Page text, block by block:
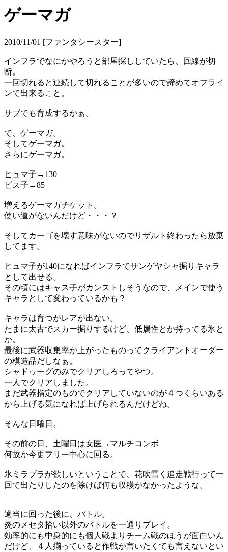
ゲーマガ
2010/11/01 [ファンタシースター]
インフラでなにかやろうと部屋探ししていたら、回線が切
断。
一回切れると連続して切れることが多いので諦めてオフライ
ンで出来ること。
サブでも育成するかぁ。
で、ゲーマガ。
そしてゲーマガ。
さらにゲーマガ。
ヒュマ子→130
ビス子→85
増えるゲーマガチケット。
使い道がないんだけど・・・？
そしてカーゴを壊す意味がないのでリザルト終わったら放棄
してます。
ヒュマ子が140になればインフラでサンゲヤシャ掘りキャラ
として出せる。
その頃にはキャス子がカンストしそうなので、メインで使う
キャラとして変わっているかも？
キャラは育つがレアが出ない。
たまに太古でスカー掘りするけど、低属性とか持ってる氷と
か。
最後に武器収集率が上がったものってクライアントオーダー
の模造品だしなぁ。
シャドゥーグのみでクリアしろってやつ。
一人でクリアしました。
まだ武器指定のものでクリアしていないのが４つくらいある
から上げる気になれば上げられるんだけどね。
そんな日曜日。
その前の日、土曜日は女医→マルチコンボ
何故か今更フリー中心に回る。
氷ミラブラが欲しいということで、花吹雪く追走戦行って一
回で出たりしたのを除けば何も収穫がなかったような。
適当に回った後に、バトル。
炎のメセタ拾い以外のバトルを一通りプレイ。
効率的にも中身的にも個人戦よりチーム戦のほうが面白いん
だけど、４人揃っていると作戦が言いたくても言えないとい